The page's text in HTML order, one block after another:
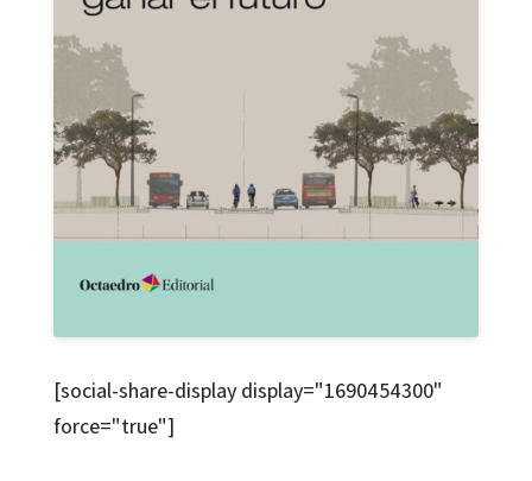
[social-share-display display="1690454300"
force="true"]